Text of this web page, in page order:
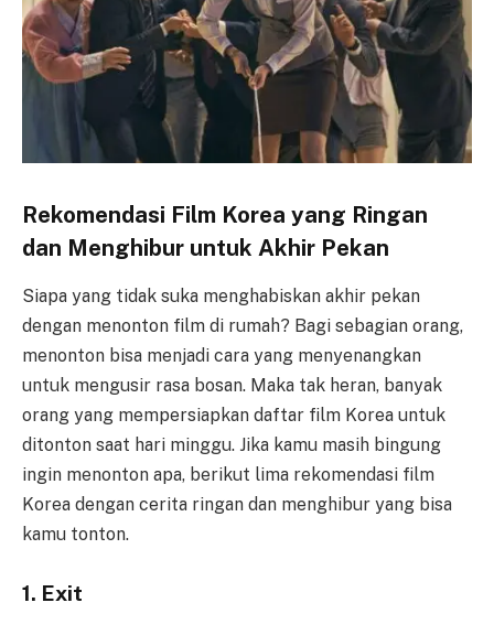
Rekomendasi Film Korea yang Ringan
dan Menghibur untuk Akhir Pekan
Siapa yang tidak suka menghabiskan akhir pekan
dengan menonton film di rumah? Bagi sebagian orang,
menonton bisa menjadi cara yang menyenangkan
untuk mengusir rasa bosan. Maka tak heran, banyak
orang yang mempersiapkan daftar film Korea untuk
ditonton saat hari minggu. Jika kamu masih bingung
ingin menonton apa, berikut lima rekomendasi film
Korea dengan cerita ringan dan menghibur yang bisa
kamu tonton.
1. Exit